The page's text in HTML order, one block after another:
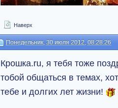
Наверх
Понедельник, 30 июля 2012, 08:28:26
Крошка.ru, я тебя тоже
тобой общаться в темах,
тебе и долгих лет жизни!